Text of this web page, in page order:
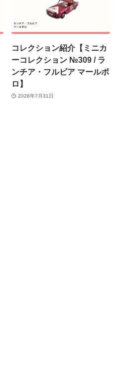
コレクション紹介【ミニカ
ーコレクション №309 / ラ
ンチア・フルビア マールボ
ロ】
2026年7月31日